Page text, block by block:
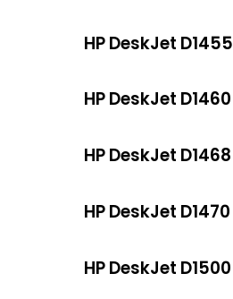
HP DeskJet D1455
HP DeskJet D1460
HP DeskJet D1468
HP DeskJet D1470
HP DeskJet D1500